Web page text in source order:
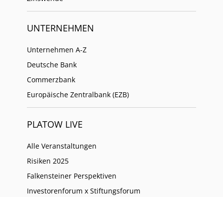
UNTERNEHMEN
Unternehmen A-Z
Deutsche Bank
Commerzbank
Europäische Zentralbank (EZB)
PLATOW LIVE
Alle Veranstaltungen
Risiken 2025
Falkensteiner Perspektiven
Investorenforum x Stiftungsforum